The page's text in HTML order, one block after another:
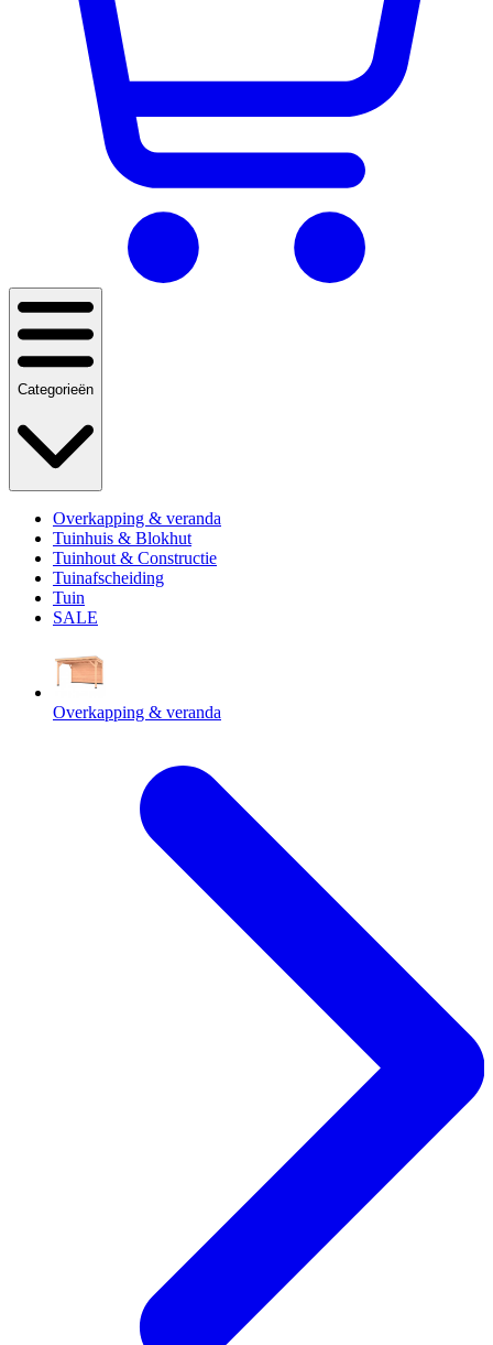
Categorieën
Overkapping & veranda
Tuinhuis & Blokhut
Tuinhout & Constructie
Tuinafscheiding
Tuin
SALE
Overkapping & veranda